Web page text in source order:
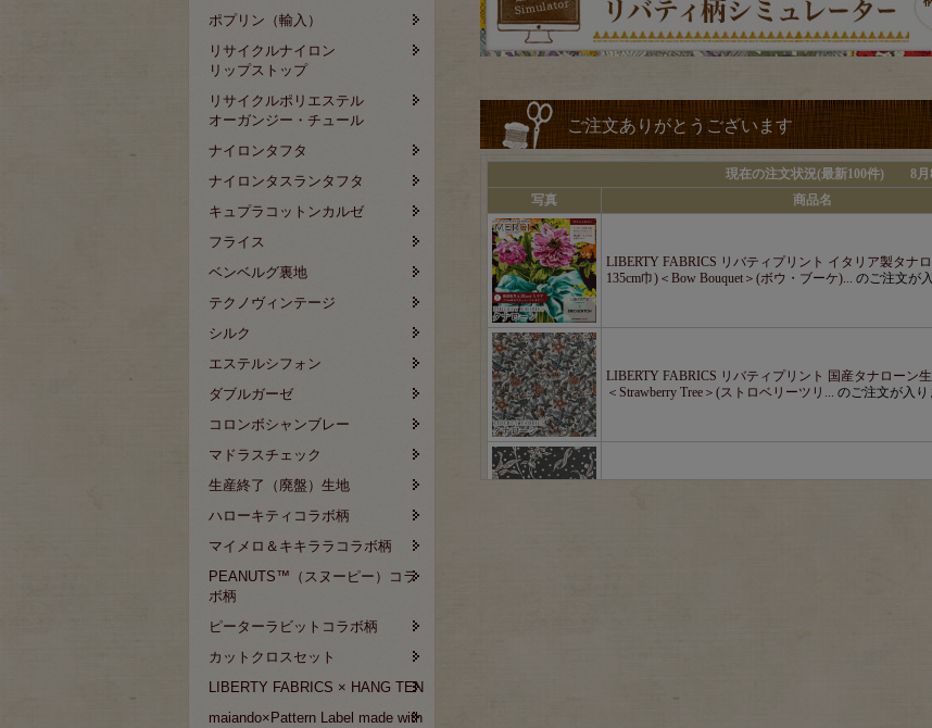
ポプリン（輸入）
リサイクルナイロン
リップストップ
リサイクルポリエステル
オーガンジー・チュール
ナイロンタフタ
ナイロンタスランタフタ
キュプラコットンカルゼ
フライス
ベンベルグ裏地
テクノヴィンテージ
シルク
エステルシフォン
ダブルガーゼ
コロンボシャンブレー
マドラスチェック
生産終了（廃盤）生地
ハローキティコラボ柄
マイメロ＆キキララコラボ柄
PEANUTS™（スヌーピー）コラ
ボ柄
ピーターラビットコラボ柄
カットクロスセット
LIBERTY FABRICS × HANG TEN
maiando×Pattern Label made with
ご注文ありがとうございます